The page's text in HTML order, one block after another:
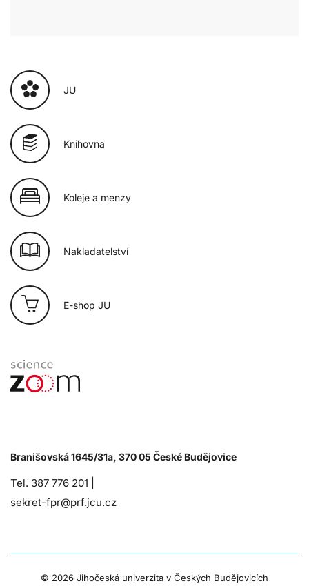
JU
Knihovna
Koleje a menzy
Nakladatelství
E-shop JU
Branišovská 1645/31a, 370 05 České Budějovice
Tel. 387 776 201 |
sekret-fpr@prf.jcu.cz
© 2026 Jihočeská univerzita v Českých Budějovicích